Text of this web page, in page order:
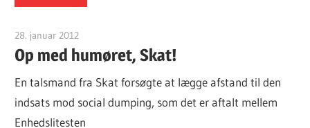
28. januar 2012
Op med humøret, Skat!
En talsmand fra Skat forsøgte at lægge afstand til den
indsats mod social dumping, som det er aftalt mellem
Enhedslitesten